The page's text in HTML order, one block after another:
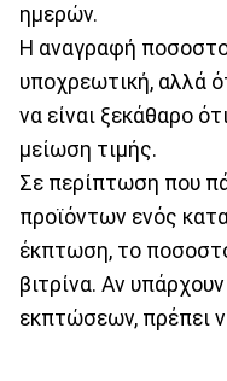
ημερών.
Η αναγραφή
υποχρεωτική, αλλά
να είναι ξεκάθαρο
μείωση τιμής.
Σε περίπτωση που
προϊόντων ενός
έκπτωση, το
βιτρίνα. Αν
εκπτώσεων, πρέπει